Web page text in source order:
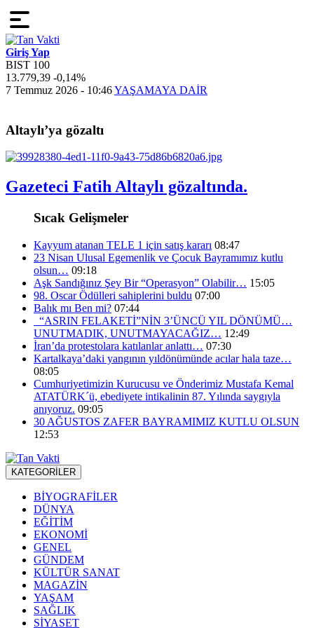
Giriş Yap
BIST 100
13.779,39 -0,14%
7 Temmuz 2026 - 10:46YAŞAMAYA DAİR
Altaylı’ya gözaltı
Gazeteci Fatih Altaylı gözaltında.
Sıcak Gelişmeler
Kayyum atanan TELE 1 için satış kararı 08:47
23 Nisan Ulusal Egemenlik ve Çocuk Bayramımız kutlu
olsun… 09:18
Aşk Sandığınız Şey Bir “Operasyon” Olabilir… 15:05
98. Oscar Ödülleri sahiplerini buldu 07:00
Balık mı Ben mi? 07:44
“ASRIN FELAKETİ”NİN 3’ÜNCÜ YIL DÖNÜMÜ…
UNUTMADIK, UNUTMAYACAĞIZ… 12:49
İran’da protestolara katılanlar anlattı… 07:30
Kartalkaya’daki yangının yıldönümünde acılar hala taze…
08:05
Cumhuriyetimizin Kurucusu ve Önderimiz Mustafa Kemal
ATATÜRK´ü, ebediyete intikalinin 87. Yılında saygıyla
anıyoruz. 09:05
30 AĞUSTOS ZAFER BAYRAMIMIZ KUTLU OLSUN
12:53
KATEGORİLER
BİYOGRAFİLER
DÜNYA
EĞİTİM
EKONOMİ
GENEL
GÜNDEM
KÜLTÜR SANAT
MAGAZİN
YAŞAM
SAĞLIK
SİYASET